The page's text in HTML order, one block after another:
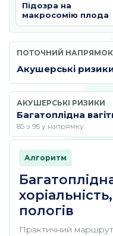
Підозра на
макросомію плода
ПОТОЧНИЙ НАПРЯМОК
Акушерські
АКУШЕРСЬКІ РИЗИКИ
Багатоплідна
85 з 95 у напрямку
Алгоритм
пологів
Практичний маршрут